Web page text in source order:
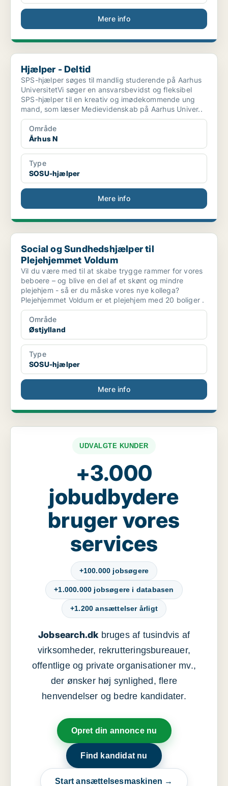
Mere info
Hjælper - Deltid
Hjælper - Deltid
SPS-hjælper søges til mandlig studerende på Aarhus
UniversitetVi søger en ansvarsbevidst og fleksibel
SPS-hjælper til en kreativ og imødekommende ung
mand, som læser Medievidenskab på Aarhus Univer..
Område
Århus N
Type
SOSU-hjælper
Mere info
Social og Sundhedshjælper til Plejehjemmet Voldum
Social og Sundhedshjælper til
Plejehjemmet Voldum
Vil du være med til at skabe trygge rammer for vores
beboere – og blive en del af et skønt og mindre
plejehjem - så er du måske vores nye kollega?
Plejehjemmet Voldum er et plejehjem med 20 boliger .
Område
Østjylland
Type
SOSU-hjælper
Mere info
UDVALGTE KUNDER
+3.000
jobudbydere
bruger vores
services
+100.000 jobsøgere
+1.000.000 jobsøgere i databasen
+1.200 ansættelser årligt
Jobsearch.dkbruges af tusindvis af
virksomheder, rekrutteringsbureauer,
offentlige og private organisationer mv.,
der ønsker høj synlighed, flere
henvendelser og bedre kandidater.
Opret din annonce nu
Find kandidat nu
Start ansættelsesmaskinen →